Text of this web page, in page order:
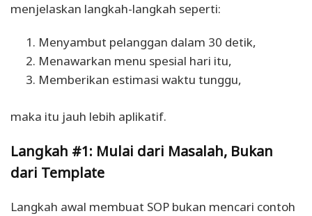
menjelaskan langkah-langkah seperti:
Menyambut pelanggan dalam 30 detik,
Menawarkan menu spesial hari itu,
Memberikan estimasi waktu tunggu,
maka itu jauh lebih aplikatif.
Langkah #1: Mulai dari Masalah, Bukan
dari Template
Langkah awal membuat SOP bukan mencari contoh